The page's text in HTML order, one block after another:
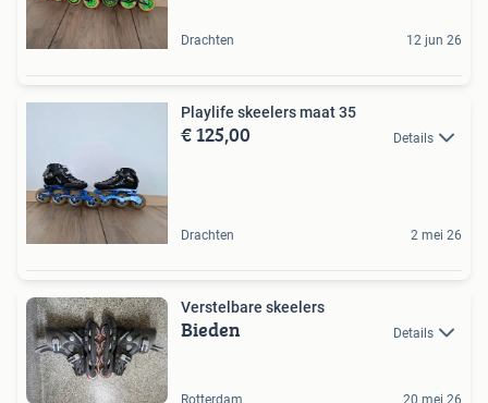
Drachten 12 jun 26
Playlife skeelers maat 35
€ 125,00 Details
Drachten 2 mei 26
Verstelbare skeelers
Bieden Details
Rotterdam 20 mei 26